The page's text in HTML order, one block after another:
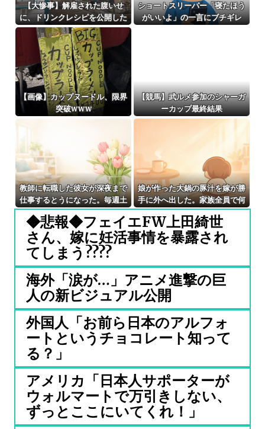
【大惨事】解雇された腹いせ
に、ドリンクレシピを公開した
スタバ元従業員 「ゴミ扱いす
るからこうなるｗｗｗｗｗｗ」
⇒！
ショートスリーパー「寝たほう
がいいよ」の一言にブチギレ
【画像】カップヌードル、限界
突破www
【競馬】武ルメ参加のシャーガ
ーカップ最終結果
教師に転職した彼女が深夜まで
仕事するとうになった。毎週土
日を空けても月に数回しか会え
ず…もう結婚生活が想像できな
い。
娘が作った大鍋の豚汁を嫁が勝
手に外へ出した。家族全員で何
度注意しても、次の冬になると
また…
◆悲報◆フェイエFW上田綺世
さん、嫁に妊活事情を暴露され
てしまう????
海外「涙が…」アニメ進撃の巨
人の新ビジュアル公開
外国人「お前ら日本のアルフォ
ートというチョコレート知って
る？」
アメリカ「日本人サポーターが
ウォルマートで万引きしない、
ずっとここにいてくれ！」